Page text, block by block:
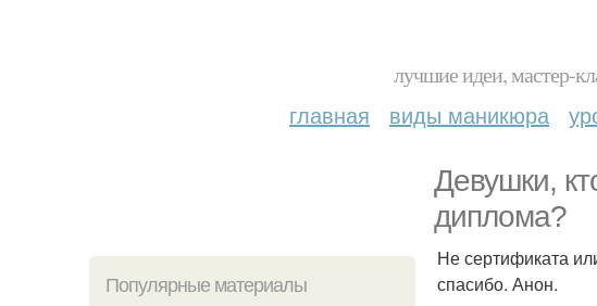
лучшие идеи, мастер-
главная виды маникюра
Девушки,
диплома?
Популярные материалы
Не сертификата
спасибо. Анон.